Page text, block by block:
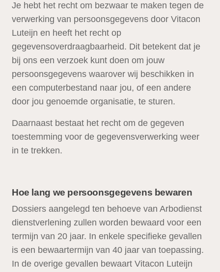
Je hebt het recht om bezwaar te maken tegen de
verwerking van persoonsgegevens door Vitacon
Luteijn en heeft het recht op
gegevensoverdraagbaarheid. Dit betekent dat je
bij ons een verzoek kunt doen om jouw
persoonsgegevens waarover wij beschikken in
een computerbestand naar jou, of een andere
door jou genoemde organisatie, te sturen.
Daarnaast bestaat het recht om de gegeven
toestemming voor de gegevensverwerking weer
in te trekken.
Hoe lang we persoonsgegevens bewaren
Dossiers aangelegd ten behoeve van Arbodienst
dienstverlening zullen worden bewaard voor een
termijn van 20 jaar. In enkele specifieke gevallen
is een bewaartermijn van 40 jaar van toepassing.
In de overige gevallen bewaart Vitacon Luteijn